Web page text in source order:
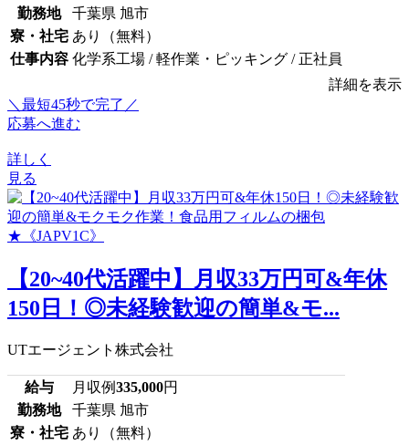
勤務地
千葉県 旭市
寮・社宅 あり（無料）
仕事内容 化学系工場 / 軽作業・ピッキング / 正社員
詳細を表示
＼最短45秒で完了／
応募へ進む
詳しく
見る
【20~40代活躍中】月収33万円可&年休
150日！◎未経験歓迎の簡単&モ...
UTエージェント株式会社
給与 月収例335,000円
勤務地
千葉県 旭市
寮・社宅 あり（無料）